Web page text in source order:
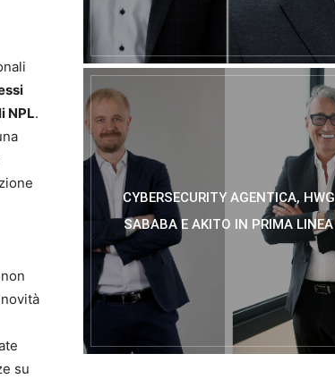
NPL.
su
CYBERSECURITY AGENTICA, HWG
SABABA E AKITO IN PRIMA LINEA